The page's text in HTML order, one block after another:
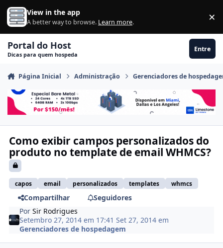
Ir para conteúdo
View in the app
A better way to browse. Learn more. ×
Portal do Host
Dicas para quem hospeda
Entre
Página Inicial Administração Gerenciadores de
Como exibir campos personalizados do
produto no template de email WHMCS?
capos email personalizados templates whmcs
Compartilhar
Seguidores
PorSir Rodrigues
Setembro 27, 2014 em 17:41Set 27, 2014 em
Gerenciadores de hospedagem